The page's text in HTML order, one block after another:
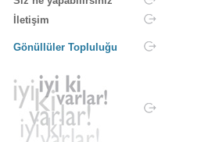
İletişim
Gönüllüler Topluluğu